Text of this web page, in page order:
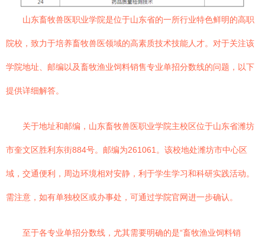
山东畜牧兽医职业学院是位于山东省的一所行业特色鲜明的高职
院校，致力于培养畜牧兽医领域的高素质技术技能人才。对于关注该
学院地址、邮编以及畜牧渔业饲料销售专业单招分数线的问题，以下
提供详细解答。
关于地址和邮编，山东畜牧兽医职业学院主校区位于山东省潍坊
市奎文区胜利东街884号。邮编为261061。该校地处潍坊市中心区
域，交通便利，周边环境相对安静，利于学生学习和科研实践活动。
需注意，如有单独校区或办事处，可通过学院官网进一步确认。
至于各专业单招分数线，尤其需要明确的是“畜牧渔业饲料销